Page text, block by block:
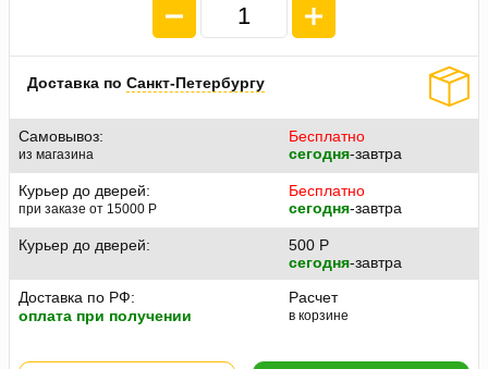
Доставка по Санкт-Петербургу
Самовывоз:
из магазина
Бесплатно
сегодня-завтра
Курьер до дверей:
при заказе от 15000 P
Бесплатно
сегодня-завтра
Курьер до дверей: 500 P
сегодня-завтра
Доставка по РФ:
оплата при получении
Расчет
в корзине